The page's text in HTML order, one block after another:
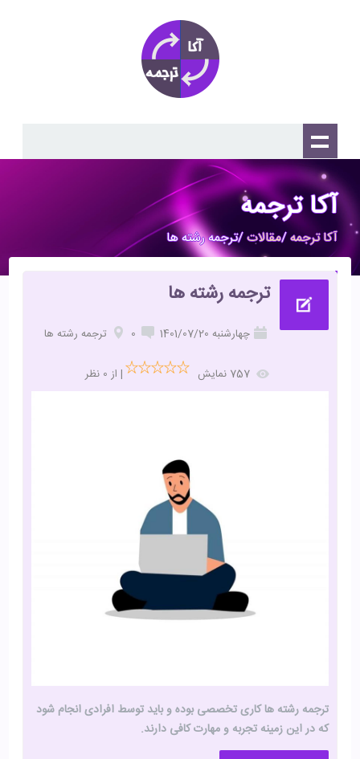
آکا ترجمه
آکا ترجمه/مقالات/ترجمه رشته ها
ترجمه رشته ها
چهارشنبه 1401/07/20 0 ترجمه رشته ها
757 نمایش | از 0 نظر
ترجمه رشته ها کاری تخصصی بوده و باید توسط افرادی انجام شود
که در این زمینه تجربه و مهارت کافی دارند.